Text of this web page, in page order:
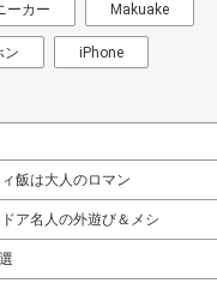
ーカー Makuake
ン iPhone
飯は大人のロマン
ア名人の外遊び＆メシ